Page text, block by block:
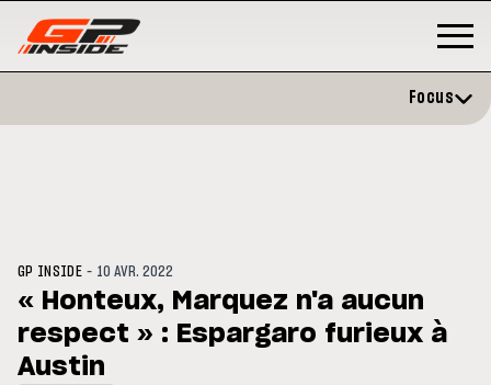
: Horaires et
du GP de Grande-
MOTO GP
Focus
GP INSIDE - 10 AVR. 2022
« Honteux, Marquez n'a aucun
respect » : Espargaro furieux à
Austin